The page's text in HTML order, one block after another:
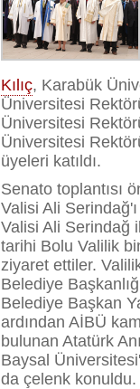
Kılıç, Karabük
Üniversitesi
Üniversitesi
Üniversitesi
üyeleri katıldı.
Senato toplantısı
Valisi Ali
Valisi Ali Serindağ
tarihi Bolu Valilik
ziyaret ettiler.
Belediye
Belediye Başkan
ardından AİBÜ
bulunan Atatürk
Baysal
da çelenk konuldu.